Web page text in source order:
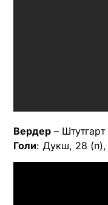
Вердер – Штутгарт
Голи: Дукш, 28 (п),